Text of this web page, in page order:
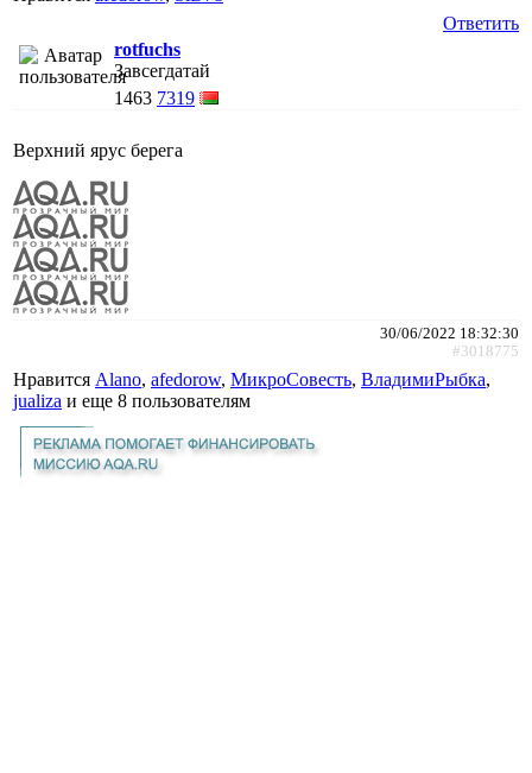
Ответить
rotfuchs
Завсегдатай
1463 7319
Верхний ярус берега
30/06/2022 18:32:30
#3018775
Нравится Alano, afedorow, МикроСовесть, ВладимиРыбка,
jualiza и еще 8 пользователям